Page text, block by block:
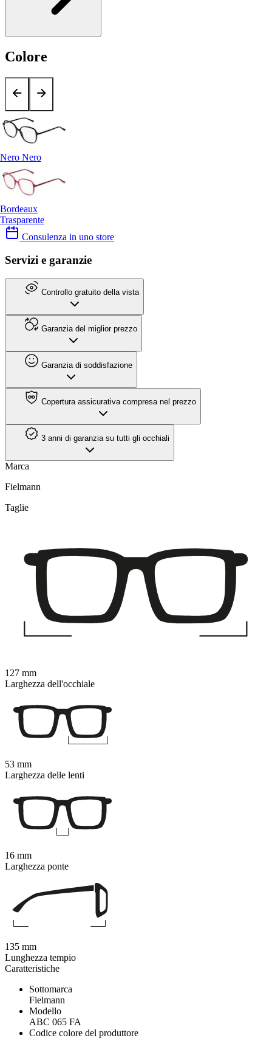
Colore
Nero Nero
Bordeaux
Trasparente
Consulenza in uno store
Servizi e garanzie
Controllo gratuito della vista
Garanzia del miglior prezzo
Garanzia di soddisfazione
Copertura assicurativa compresa nel prezzo
3 anni di garanzia su tutti gli occhiali
Marca
Fielmann
Caratteristiche
Sottomarca
Fielmann
Modello
ABC 065 FA
Codice colore del produttore
Taglie
127 mm
Larghezza dell'occhiale
53 mm
Larghezza delle lenti
16 mm
Larghezza ponte
135 mm
Lunghezza tempio